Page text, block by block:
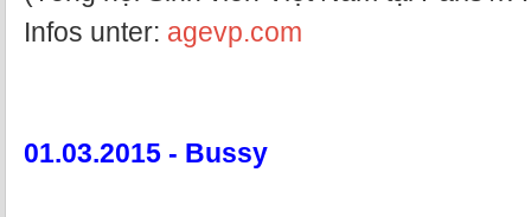
Infos unter: agevp.com
01.03.2015 - Bussy